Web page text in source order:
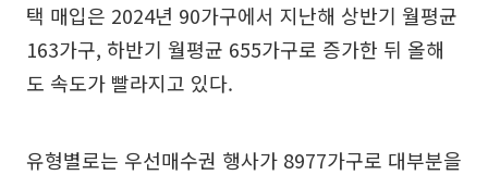
택 매입은 2024년 90가구에서 지난해 상반기 월평균
163가구, 하반기 월평균 655가구로 증가한 뒤 올해
도 속도가 빨라지고 있다.
유형별로는 우선매수권 행사가 8977가구로 대부분을